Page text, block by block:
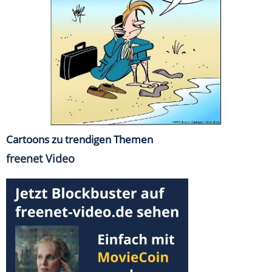
Cartoons zu trendigen Themen
freenet Video